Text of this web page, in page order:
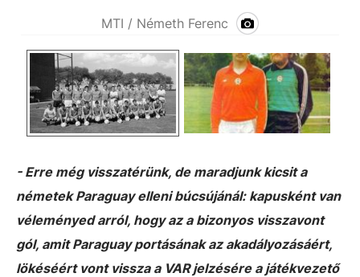
MTI / Németh Ferenc
- Erre még visszatérünk, de maradjunk kicsit a
németek Paraguay elleni búcsújánál: kapusként van
véleményed arról, hogy az a bizonyos visszavont
gól, amit Paraguay portásának az akadályozásáért,
lökéséért vont vissza a VAR jelzésére a játékvezető